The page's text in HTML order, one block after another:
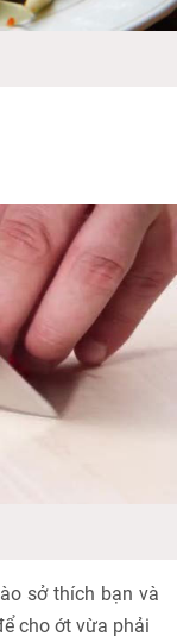
sở thích bạn và
cho ớt vừa phải